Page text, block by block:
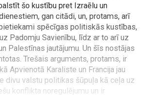
šo kustību pret Izraēlu un
gan citādi, un, protams, arī
spēcīgas politiskās kustības,
Padomju Savienību, līdz ar to arī uz
Palestīnas jautājumu. Un šīs nostājas
Trešais arguments, protams, ir
Apvienotā Karaliste un Francija jau
divu valstu politikas šūpuļa kā ceļa uz
konflikta noregulējumu un ir